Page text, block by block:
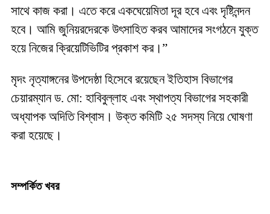
সাথে কাজ করা। এতে করে একঘেয়েমিতা দূর হবে এবং দৃষ্টিনন্দন
হবে। আমি জুনিয়রদেরকে উৎসাহিত করব আমাদের সংগঠনে যুক্ত
হয়ে নিজের ক্রিয়েটিভিটির প্রকাশ কর।”
মৃদং নৃত্যাঙ্গনের উপদেষ্ঠা হিসেবে রয়েছেন ইতিহাস বিভাগের
চেয়ারম্যান ড. মো: হাবিবুল্লাহ এবং স্থাপত্য বিভাগের সহকারী
অধ্যাপক অদিতি বিশ্বাস। উক্ত কমিটি ২৫ সদস্য নিয়ে ঘোষণা
করা হয়েছে।
সম্পর্কিত খবর